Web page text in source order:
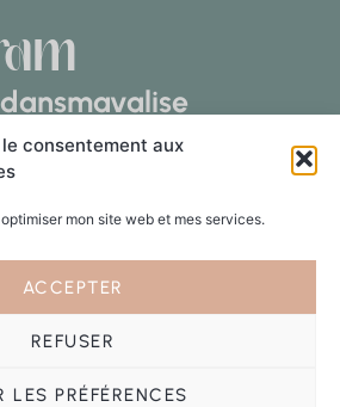
consentement aux
mon site web et mes services.
ACCEPTER
REFUSER
LES PRÉFÉRENCES
Suivre sur Instagram